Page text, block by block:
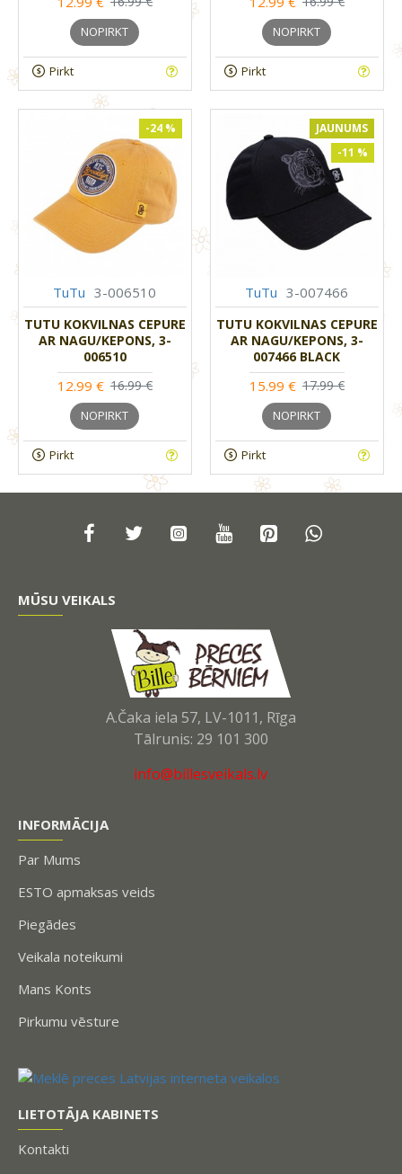
NOPIRKT
Pirkt
NOPIRKT
Pirkt
-24 %
TuTu 3-006510
TUTU KOKVILNAS CEPURE
AR NAGU/KEPONS, 3-
006510
12.99 € 16.99 €
NOPIRKT
Pirkt
JAUNUMS
-11 %
TuTu 3-007466
TUTU KOKVILNAS CEPURE
AR NAGU/KEPONS, 3-
007466 BLACK
15.99 € 17.99 €
NOPIRKT
Pirkt
MŪSU VEIKALS
A.Čaka iela 57, LV-1011, Rīga
Tālrunis: 29 101 300
info@billesveikals.lv
INFORMĀCIJA
Par Mums
ESTO apmaksas veids
Piegādes
Veikala noteikumi
Mans Konts
Pirkumu vēsture
LIETOTĀJA KABINETS
Kontakti